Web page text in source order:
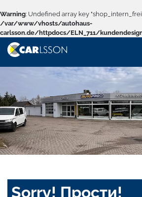
Warning: Undefined array key
/var/www/vhosts/autohaus-
carlsson.de/httpdocs/ELN_711/
Sorry! Прости!